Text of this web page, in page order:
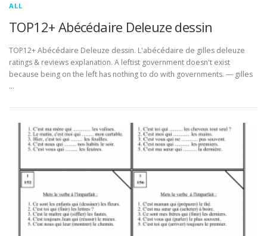
ALL
TOP12+ Abécédaire Deleuze dessin
TOP12+ Abécédaire Deleuze dessin. L'abécédaire de gilles deleuze
ratings & reviews explanation. A leftist government doesn't exist
because being on the left has nothing to do with governments. ― gilles
…